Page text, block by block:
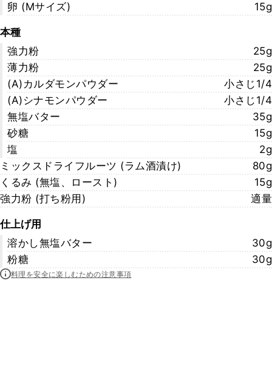
卵 (Mサイズ)
15g
本種
強力粉
25g
薄力粉
25g
(A)カルダモンパウダー
小さじ1/4
(A)シナモンパウダー
小さじ1/4
無塩バター
35g
砂糖
15g
塩
2g
ミックスドライフルーツ (ラム酒漬け)
80g
くるみ (無塩、ロースト)
15g
強力粉 (打ち粉用)
適量
仕上げ用
溶かし無塩バター
30g
粉糖
30g
料理を安全に楽しむための注意事項